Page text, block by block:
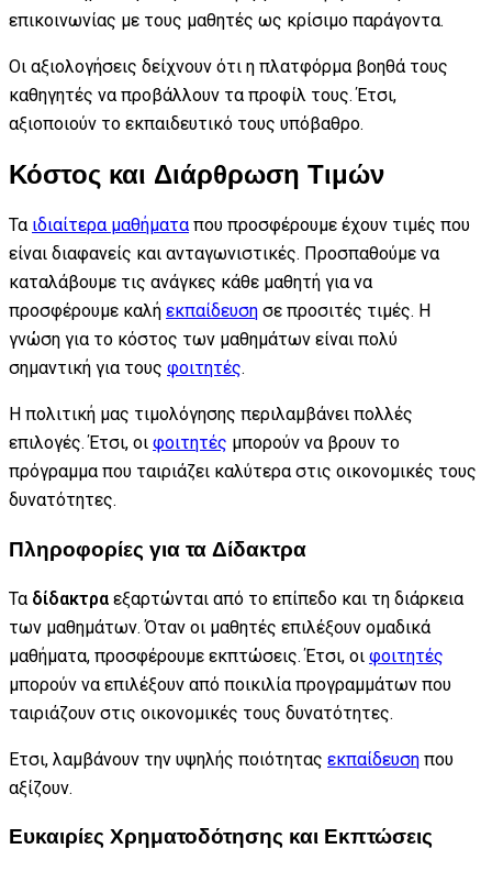
επικοινωνίας με τους μαθητές ως κρίσιμο παράγοντα.
Οι αξιολογήσεις δείχνουν ότι η πλατφόρμα βοηθά τους
καθηγητές να προβάλλουν τα προφίλ τους. Έτσι,
αξιοποιούν το εκπαιδευτικό τους υπόβαθρο.
Κόστος και Διάρθρωση Τιμών
Τα ιδιαίτερα μαθήματαπου προσφέρουμε έχουν τιμές που
είναι διαφανείς και ανταγωνιστικές. Προσπαθούμε να
καταλάβουμε τις ανάγκες κάθε μαθητή για να
προσφέρουμε καλή εκπαίδευση σε προσιτές τιμές. Η
γνώση για το κόστος των μαθημάτων είναι πολύ
σημαντική για τους φοιτητές.
Η πολιτική μας τιμολόγησης περιλαμβάνει πολλές
επιλογές. Έτσι, οι φοιτητές μπορούν να βρουν το
πρόγραμμα που ταιριάζει καλύτερα στις οικονομικές τους
δυνατότητες.
Πληροφορίες για τα Δίδακτρα
Τα δίδακτρα εξαρτώνται από το επίπεδο και τη διάρκεια
των μαθημάτων. Όταν οι μαθητές επιλέξουν ομαδικά
μαθήματα, προσφέρουμε εκπτώσεις. Έτσι, οι φοιτητές
μπορούν να επιλέξουν από ποικιλία προγραμμάτων που
ταιριάζουν στις οικονομικές τους δυνατότητες.
Ετσι, λαμβάνουν την υψηλής ποιότητας εκπαίδευση που
αξίζουν.
Ευκαιρίες Χρηματοδότησης και Εκπτώσεις